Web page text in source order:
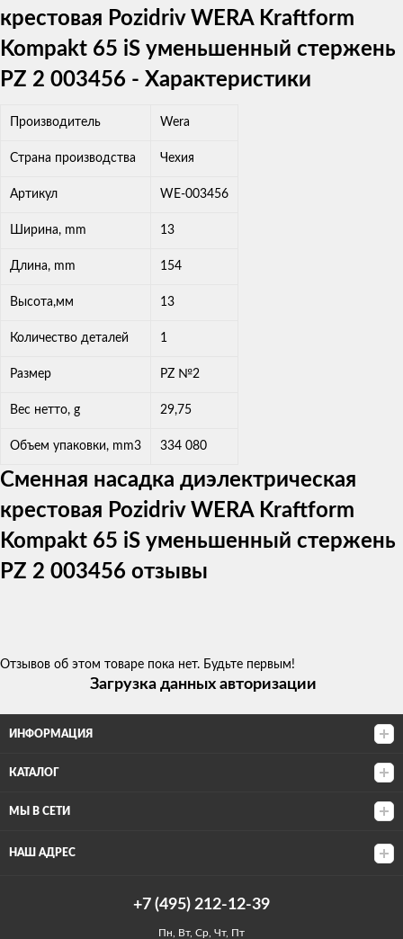
крестовая Pozidriv WERA Kraftform
Kompakt 65 iS уменьшенный стержeнь
PZ 2 003456 - Характеристики
Производитель Wera
Страна производства Чехия
Артикул WE-003456
Ширина, mm 13
Длина, mm 154
Высота,мм 13
Количество деталей 1
Размер PZ №2
Вес нетто, g 29,75
Объем упаковки, mm3 334 080
Сменная насадка диэлектрическая
крестовая Pozidriv WERA Kraftform
Kompakt 65 iS уменьшенный стержeнь
PZ 2 003456 отзывы
Отзывов об этом товаре пока нет. Будьте первым!
Загрузка данных авторизации
ИНФОРМАЦИЯ
КАТАЛОГ
МЫ В СЕТИ
НАШ АДРЕС
+7 (495) 212-12-39
Пн, Вт, Ср, Чт, Пт